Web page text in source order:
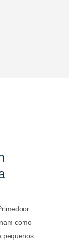
como
pequenos